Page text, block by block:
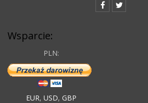
Wsparcie:
PLN:
EUR, USD, GBP